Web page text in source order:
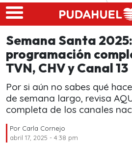
Skip to main content
Semana Santa
programación
TVN, CHV y Canal 13
Por si aún no sabes qué
de semana largo, revisa
completa de los canales
Por Carla Cornejo
abril 17, 2025 - 4:38 pm